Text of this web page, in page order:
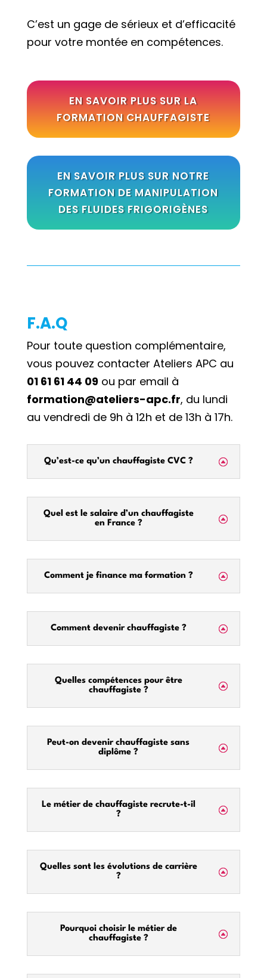
C’est un gage de sérieux et d’efficacité
pour votre montée en compétences.
EN SAVOIR PLUS SUR LA
FORMATION CHAUFFAGISTE
EN SAVOIR PLUS SUR NOTRE
FORMATION DE MANIPULATION
DES FLUIDES FRIGORIGÈNES
F.A.Q
Pour toute question complémentaire,
vous pouvez contacter Ateliers APC au
01 61 61 44 09ou par email à
formation@ateliers-apc.fr, du lundi
au vendredi de 9h à 12h et de 13h à 17h.
Qu’est-ce qu’un chauffagiste CVC ?
Quel est le salaire d’un chauffagiste
en France ?
Comment je finance ma formation ?
Comment devenir chauffagiste ?
Quelles compétences pour être
chauffagiste ?
Peut-on devenir chauffagiste sans
diplôme ?
Le métier de chauffagiste recrute-t-il
?
Quelles sont les évolutions de carrière
?
Pourquoi choisir le métier de
chauffagiste ?